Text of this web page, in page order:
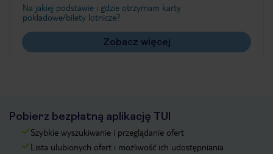
Na jakiej podstawie i gdzie otrzymam karty
pokładowe/bilety lotnicze?
Zobacz więcej
Pobierz bezpłatną aplikację TUI
Szybkie wyszukiwanie i przeglądanie ofert
Lista ulubionych ofert i możliwość ich udostępniania